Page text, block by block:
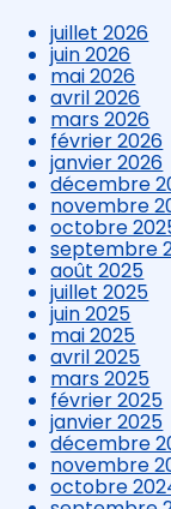
juillet 2026
juin 2026
mai 2026
avril 2026
mars 2026
février 2026
janvier 2026
décembre
novembre
octobre
septembre
août 2025
juillet 2025
juin 2025
mai 2025
avril 2025
mars 2025
février 2025
janvier 2025
décembre
novembre
octobre